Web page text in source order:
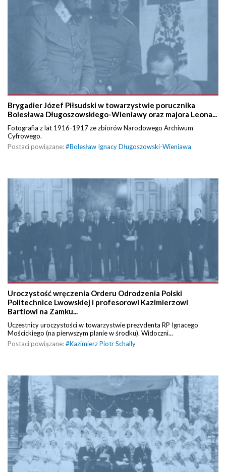
Brygadier Józef Piłsudski w towarzystwie porucznika
Bolesława Długoszowskiego-Wieniawy oraz majora Leona...
Fotografia z lat 1916-1917 ze zbiorów Narodowego Archiwum
Cyfrowego.
Postaci powiązane:#Bolesław Ignacy Długoszowski-Wieniawa
Uroczystość wręczenia Orderu Odrodzenia Polski
Politechnice Lwowskiej i profesorowi Kazimierzowi
Bartlowi na Zamku...
Uczestnicy uroczystości w towarzystwie prezydenta RP Ignacego
Mościckiego (na pierwszym planie w środku). Widoczni...
Postaci powiązane:#Kazimierz Piotr Schally